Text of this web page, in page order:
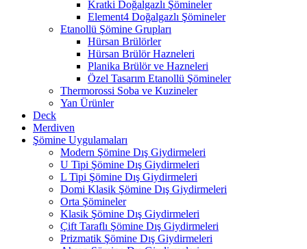
Kratki Doğalgazlı Şömineler
Element4 Doğalgazlı Şömineler
Etanollü Şömine Grupları
Hürsan Brülörler
Hürsan Brülör Hazneleri
Planika Brülör ve Hazneleri
Özel Tasarım Etanollü Şömineler
Thermorossi Soba ve Kuzineler
Yan Ürünler
Deck
Merdiven
Şömine Uygulamaları
Modern Şömine Dış Giydirmeleri
U Tipi Şömine Dış Giydirmeleri
L Tipi Şömine Dış Giydirmeleri
Domi Klasik Şömine Dış Giydirmeleri
Orta Şömineler
Klasik Şömine Dış Giydirmeleri
Çift Taraflı Şömine Dış Giydirmeleri
Prizmatik Şömine Dış Giydirmeleri